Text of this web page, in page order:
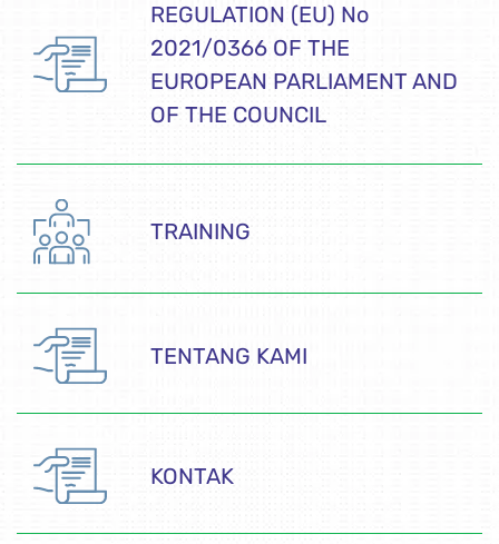
REGULATION (EU) No
2021/0366 OF THE
EUROPEAN PARLIAMENT AND
OF THE COUNCIL
TRAINING
TENTANG KAMI
KONTAK